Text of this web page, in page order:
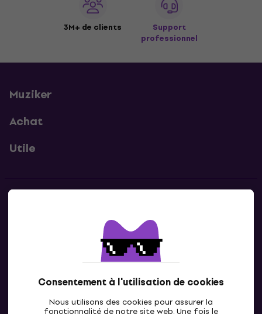
Consentement à l'utilisation de cookies
Nous utilisons des cookies pour assurer la
fonctionnalité de notre site web. Une fois le
3M+ de clients
Support
professionnel
Muziker
Achat
Utile
Contacte nous